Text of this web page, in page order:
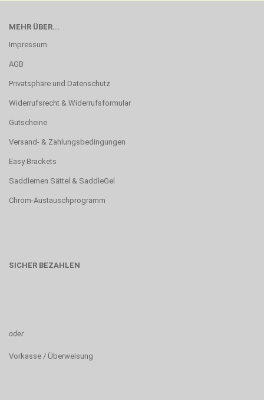
MEHR ÜBER...
Impressum
AGB
Privatsphäre und Datenschutz
Widerrufsrecht & Widerrufsformular
Gutscheine
Versand- & Zahlungsbedingungen
Easy Brackets
Saddlemen Sättel & SaddleGel
Chrom-Austauschprogramm
SICHER BEZAHLEN
oder
Vorkasse / Überweisung